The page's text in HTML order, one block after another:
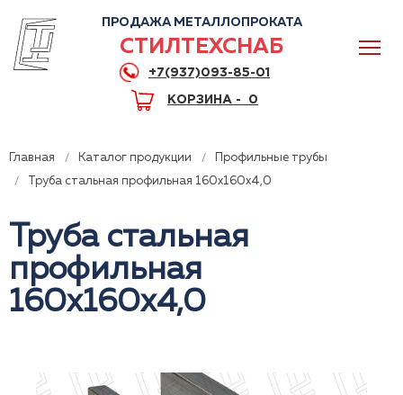
Горячая линия
ПРОДАЖА МЕТАЛЛОПРОКАТА
СТИЛТЕХСНАБ
+7(937)093-85-01
КОРЗИНА - 0
Главная Каталог продукции
Профильные трубы
Труба стальная профильная 160x160x4,0
Труба стальная
профильная
160x160x4,0